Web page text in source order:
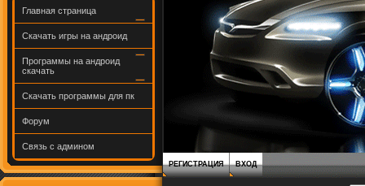
Главная страница
Скачать игры на андроид
Программы на андроид
скачать
Скачать программы для пк
Форум
Связь с админом
РЕГИСТРАЦИЯ ВХОД